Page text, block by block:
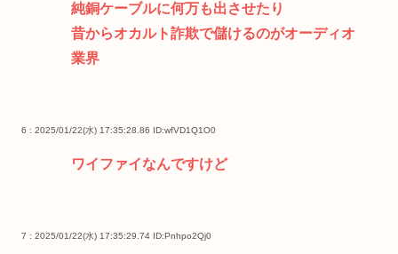
純銅ケーブルに何万も出させたり
昔からオカルト詐欺で儲けるのがオーディオ
業界
6 : 2025/01/22(水) 17:35:28.86 ID:wfVD1Q1O0
ワイファイなんですけど
7 : 2025/01/22(水) 17:35:29.74 ID:Pnhpo2Qj0